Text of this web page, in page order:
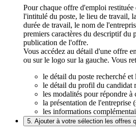
Pour chaque offre d'emploi
l'intitulé du poste, le lieu de travail,
durée de travail, le nom de
premiers caractères du descriptif du
publication de l'offre.
Vous accédez au détail d'une offre
ou sur le logo sur la gauche. Vous
le détail du poste recherché et
le détail du profil du candidat
les modalités pour répondre à
la présentation de l'entreprise
les informations
5. Ajouter à votre sélection les offres